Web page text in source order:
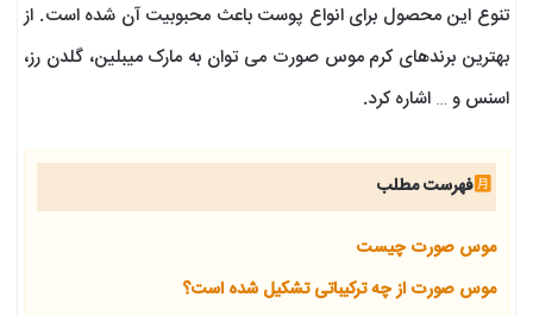
تنوع این محصول برای انواع پوست باعث محبوبیت آن شده است. از
بهترین برندهای کرم موس صورت می توان به مارک میبلین، گلدن رز،
اسنس و … اشاره کرد.
فهرست مطلب
موس صورت چیست
موس صورت از چه ترکیباتی تشکیل شده است؟